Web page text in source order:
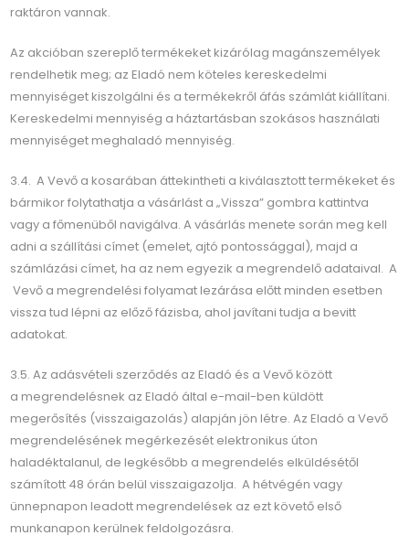
raktáron vannak.
Az akcióban szereplő termékeket kizárólag magánszemélyek
rendelhetik meg; az Eladó nem köteles kereskedelmi
mennyiséget kiszolgálni és a termékekről áfás számlát kiállítani.
Kereskedelmi mennyiség a háztartásban szokásos használati
mennyiséget meghaladó mennyiség.
3.4. A Vevő a kosarában áttekintheti a kiválasztott termékeket és
bármikor folytathatja a vásárlást a „Vissza” gombra kattintva
vagy a főmenüből navigálva. A vásárlás menete során meg kell
adni a szállítási címet (emelet, ajtó pontossággal), majd a
számlázási címet, ha az nem egyezik a megrendelő adataival. A
Vevő a megrendelési folyamat lezárása előtt minden esetben
vissza tud lépni az előző fázisba, ahol javítani tudja a bevitt
adatokat.
3.5. Az adásvételi szerződés az Eladó és a Vevő között
a megrendelésnek az Eladó által e-mail-ben küldött
megerősítés (visszaigazolás) alapján jön létre. Az Eladó a Vevő
megrendelésének megérkezését elektronikus úton
haladéktalanul, de legkésőbb a megrendelés elküldésétől
számított 48 órán belül visszaigazolja. A hétvégén vagy
ünnepnapon leadott megrendelések az ezt követő első
munkanapon kerülnek feldolgozásra.